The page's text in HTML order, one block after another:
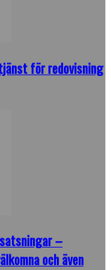
för redovisning
–
och även